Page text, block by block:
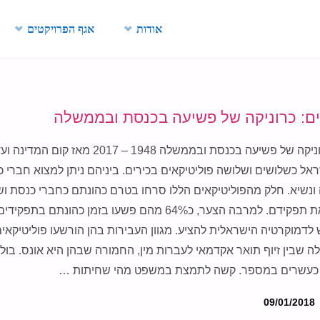
אודות אגף הפרויקטים
כרוניקה של פשיעה בכנסת ובממשלה
הורשעו בפלילים כרוניקה של פשיעה בכנסת ובממשלה
כשלושים ושלושה פוליטיקאים בכירים. ביניהם ניתן למצוא חברי
חלק מהפוליטיקאים הללו סרחו בטרם כהונתם כחברי כנסת
זאת לאחר שסיימו את תפקידם. למרבה הצער, כ64% מהם פשעו בזמן
לדמוקרטיה הישראלית להציע. מגוון העבירות בהן הורשעו
שבין זיוף תואר אקדמאי לעברות מין, החמורה שבהן היא אונס.
כעשרים במספר. קשה לתמצת במשפט מהי שחיתות …
09/01/2018